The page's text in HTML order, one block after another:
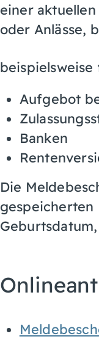
einer
oder Anlässe,
beispielsweise
Aufgebot
Banken
Die
gespeicherten